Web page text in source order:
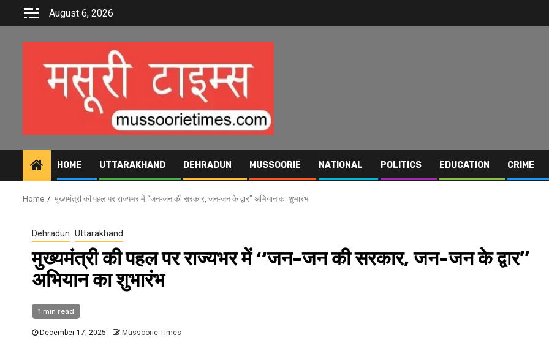
August 6, 2026
HOME UTTARAKHAND DEHRADUN MUSSOORIE NATIONAL POLITICS EDUCATION CRIME
Home मुख्यमंत्री की पहल पर राज्यभर में ‘‘जन-जन की सरकार, जन-जन के द्वार’’ अभियान का शुभारंभ
Dehradun Uttarakhand
मुख्यमंत्री की पहल पर राज्यभर में ‘‘जन-जन की सरकार, जन-जन के द्वार’’
अभियान का शुभारंभ
1 min read
December 17, 2025 Mussoorie Times